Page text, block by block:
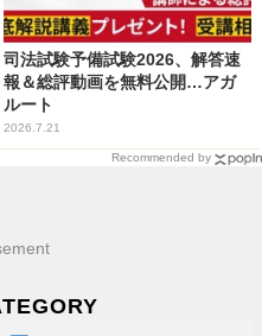
司法試験予備試験2026、解答速
報＆総評動画を無料公開…アガ
ルート
2026.7.21
Recommended by